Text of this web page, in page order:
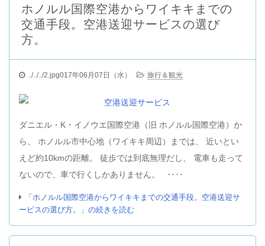
ホノルル国際空港からワイキキまでの
交通手段。空港送迎サービスの選び
方。
../../../2.jpg017年06月07日（水） 旅行＆観光
ダニエル・K・イノウエ国際空港（旧 ホノルル国際空港）か
ら、 ホノルル市中心地（ワイキキ周辺）までは、 近いとい
えど約10kmの距離。 徒歩では到底無理だし、 電車も走って
ないので、車で行くしかありません。 ‥‥
「ホノルル国際空港からワイキキまでの交通手段。空港送迎サ
ービスの選び方。」の続きを読む